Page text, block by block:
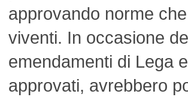
approvando norme
viventi. In occasione
emendamenti di Lega
approvati, avrebbero